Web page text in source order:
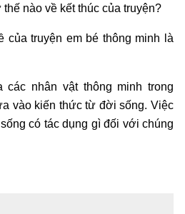
nào về kết thúc của truyện?
của truyện em bé thông minh là
nhân vật thông minh trong
vào kiến thức từ đời sống. Việc
có tác dụng gì đối với chúng